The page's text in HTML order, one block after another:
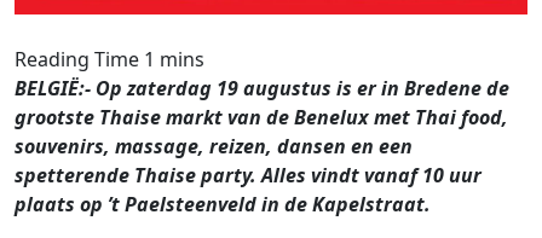
BELGIË:- Op zaterdag 19 augustus is er in Bredene de
grootste Thaise markt van de Benelux met Thai food,
souvenirs, massage, reizen, dansen en een
spetterende Thaise party. Alles vindt vanaf 10 uur
plaats op ’t Paelsteenveld in de Kapelstraat.